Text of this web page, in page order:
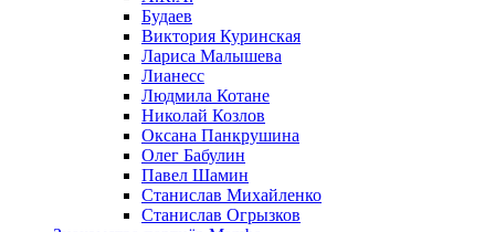
Будаев
Виктория Куринская
Лариса Малышева
Лианесс
Людмила Котане
Николай Козлов
Оксана Панкрушина
Олег Бабулин
Павел Шамин
Станислав Михайленко
Станислав Огрызков